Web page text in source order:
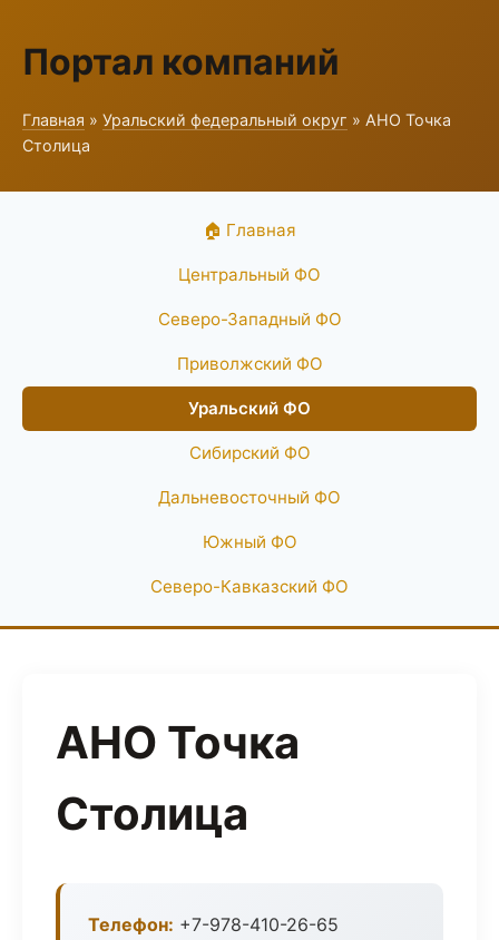
Портал компаний
Главная » Уральский федеральный округ » АНО Точка
Столица
🏠 Главная
Центральный ФО
Северо-Западный ФО
Приволжский ФО
Уральский ФО
Сибирский ФО
Дальневосточный ФО
Южный ФО
Северо-Кавказский ФО
АНО Точка
Столица
Телефон: +7-978-410-26-65